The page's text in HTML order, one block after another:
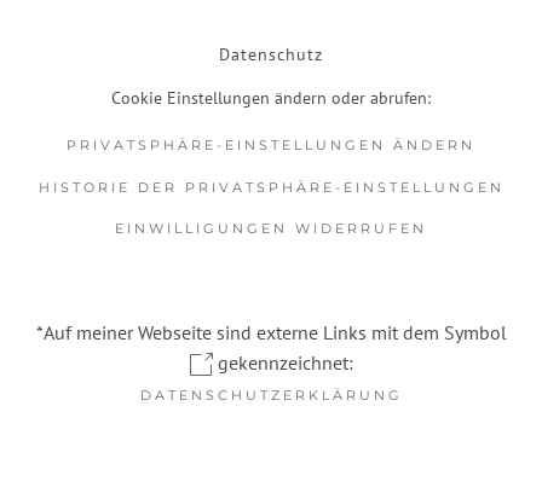
Datenschutz
Cookie Einstellungen ändern oder abrufen:
PRIVATSPHÄRE-EINSTELLUNGEN ÄNDERN
HISTORIE DER PRIVATSPHÄRE-EINSTELLUNGEN
EINWILLIGUNGEN WIDERRUFEN
*Auf meiner Webseite sind externe Links mit dem Symbol
gekennzeichnet:
DATENSCHUTZERKLÄRUNG